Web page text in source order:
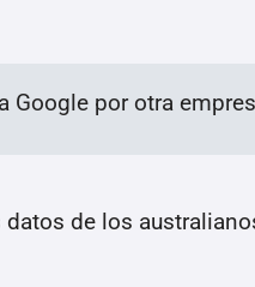
Google por otra
de los